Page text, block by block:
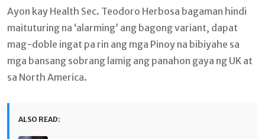
Ayon kay Health Sec. Teodoro Herbosa bagaman hindi
maituturing na ‘alarming’ ang bagong variant, dapat
mag-doble ingat pa rin ang mga Pinoy na bibiyahe sa
mga bansang sobrang lamig ang panahon gaya ng UK at
sa North America.
ALSO READ: